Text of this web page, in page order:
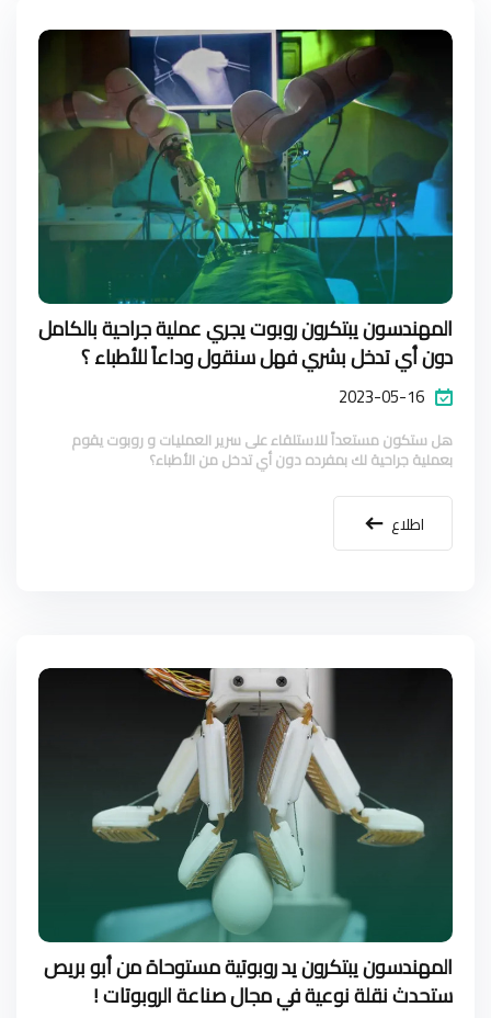
المهندسون يبتكرون روبوت يجري عملية جراحية بالكامل
دون أي تدخل بشري فهل سنقول وداعاً للأطباء ؟
2023-05-16
هل ستكون مستعداً للاستلقاء على سرير العمليات و روبوت يقوم
بعملية جراحية لك بمفرده دون أي تدخل من الأطباء؟
اطلاع
المهندسون يبتكرون يد روبوتية مستوحاة من أبو بريص
ستحدث نقلة نوعية في مجال صناعة الروبوتات !